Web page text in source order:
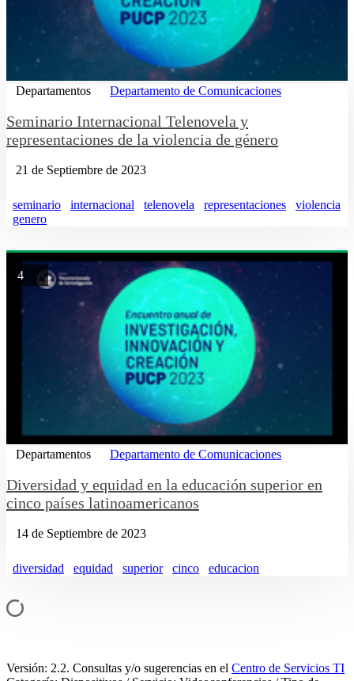
Departamentos Departamento de Comunicaciones
Seminario Internacional Telenovela y
representaciones de la violencia de género
21 de Septiembre de 2023
seminario internacional telenovela representaciones
violencia
genero
4
Departamentos Departamento de Comunicaciones
Diversidad y equidad en la educación superior en
cinco países latinoamericanos
14 de Septiembre de 2023
diversidad equidad superior cinco educacion
Versión: 2.2. Consultas y/o sugerencias en el Centro de Servicios TI